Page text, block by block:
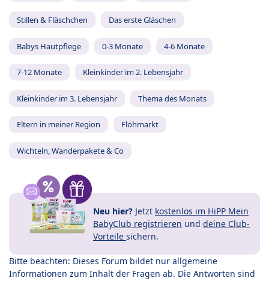
Stillen & Fläschchen Das erste Gläschen
Babys Hautpflege 0-3 Monate 4-6 Monate
7-12 Monate Kleinkinder im 2. Lebensjahr
Kleinkinder im 3. Lebensjahr Thema des Monats
Eltern in meiner Region Flohmarkt
Wichteln, Wanderpakete & Co
Neu hier? Jetzt kostenlos im HiPP Mein
BabyClub registrieren und deine Club-
Vorteile sichern.
Bitte beachten: Dieses Forum bildet nur allgemeine
Informationen zum Inhalt der Fragen ab. Die Antworten sind